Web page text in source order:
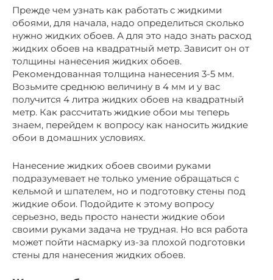
Прежде чем узнать как работать с жидкими
обоями, для начала, надо определиться сколько
нужно жидких обоев. А для это надо знать расход
жидких обоев на квадратный метр. Зависит он от
толщины нанесения жидких обоев.
Рекомендованная толщина нанесения 3-5 мм.
Возьмите среднюю величину в 4 мм и у вас
получится 4 литра жидких обоев на квадратный
метр. Как рассчитать жидкие обои мы теперь
знаем, перейдем к вопросу как наносить жидкие
обои в домашних условиях.
Нанесение жидких обоев своими руками
подразумевает не только умение обращаться с
кельмой и шпателем, но и подготовку стены под
жидкие обои. Подойдите к этому вопросу
серьезно, ведь просто нанести жидкие обои
своими руками задача не трудная. Но вся работа
может пойти насмарку из-за плохой подготовки
стены для нанесения жидких обоев.